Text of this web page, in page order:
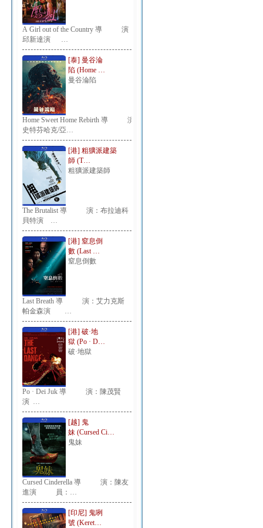
A Girl out of the Country 導 演：
邱新達演 …
[泰] 曼谷淪
陷 (Home …
曼谷淪陷
Home Sweet Home Rebirth 導 演：
史特芬哈克/亞…
[港] 粗獷派建築
師 (T…
粗獷派建築師
The Brutalist 導 演：布拉迪科
貝特演 …
[港] 窒息倒
數 (Last …
窒息倒數
Last Breath 導 演：艾力克斯
帕金森演 …
[港] 破·地
獄 (Po · D…
破·地獄
Po · Dei Juk 導 演：陳茂賢
演 …
[越] 鬼
妹 (Cursed Ci…
鬼妹
Cursed Cinderella 導 演：陳友
進演 員：…
[印尼] 鬼咧
號 (Keret…